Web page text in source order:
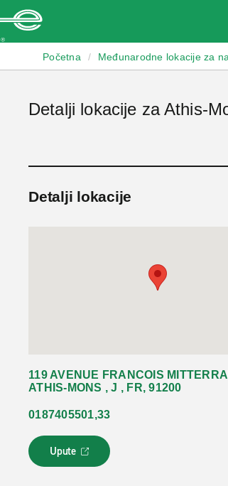
Početna / Međunarodne lokacije za
Detalji lokacije za Athis-
Detalji lokacije
119 AVENUE FRANCOIS
ATHIS-MONS , J , FR, 91200
0187405501,33
Upute
L
i